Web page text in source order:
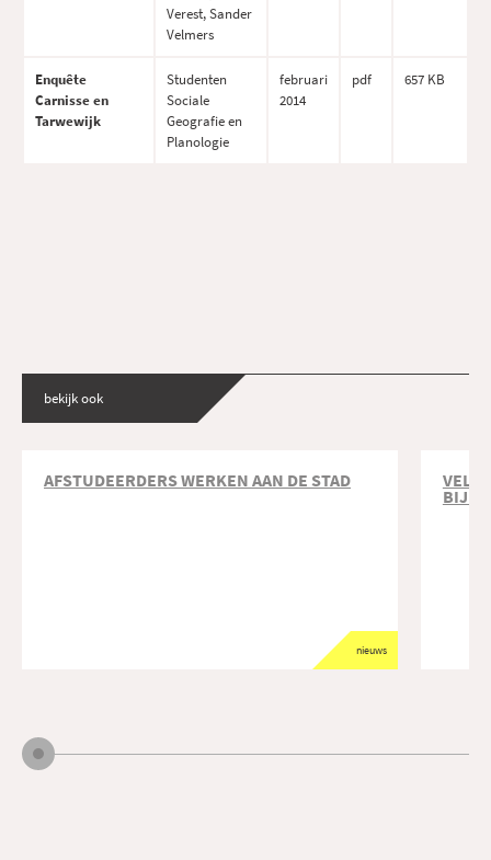
Verest, Sander
Velmers
Enquête
Carnisse en
Tarwewijk
Studenten
Sociale
Geografie en
Planologie
februari
2014
pdf 657 KB
bekijk ook
nieuws
AFSTUDEERDERS WERKEN AAN DE STAD